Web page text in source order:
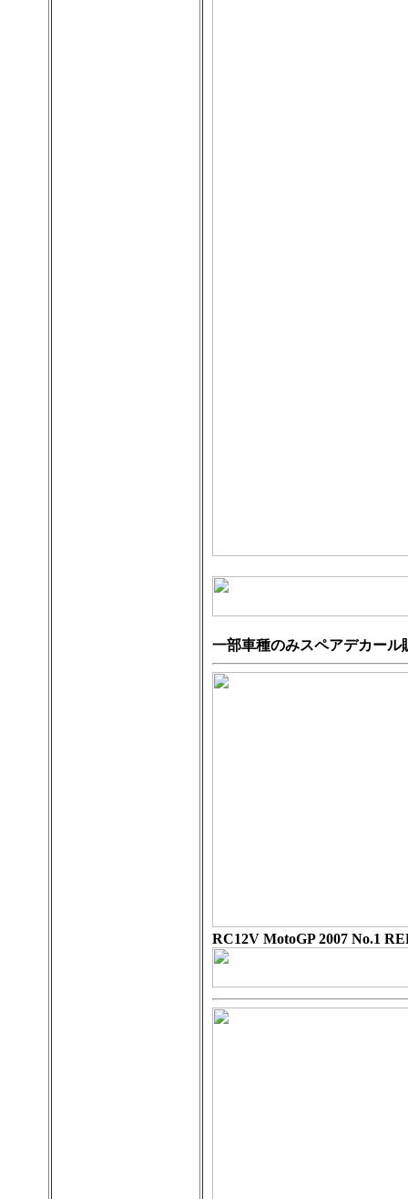
一部車種のみスペアデカール
RC12V MotoGP 2007 No.1